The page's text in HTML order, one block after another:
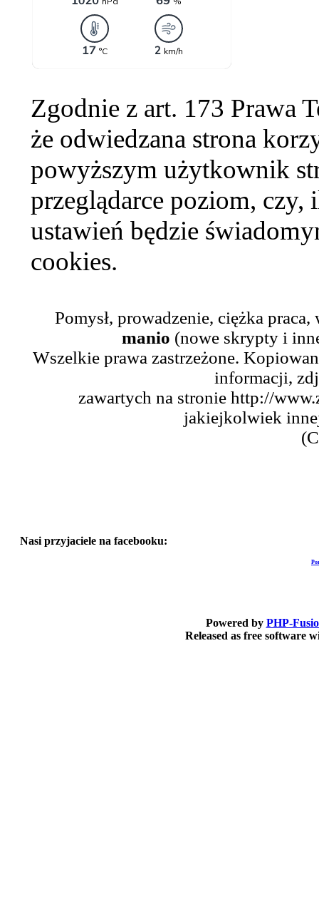
Zgodnie z art. 173 Prawa
że odwiedzana strona
powyższym użytkownik
przeglądarce poziom,
ustawień będzie
cookies.
Pomysł, prowadzenie, ciężka
manio (nowe skrypty i
Wszelkie prawa zastrzeżone.
informacji,
zawartych na stronie http://
jakiejkolwiek
Nasi przyjaciele na facebooku:
Powered by PHP-
Released as free software